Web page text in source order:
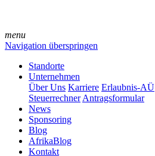
menu
Navigation überspringen
Standorte
Unternehmen
Über Uns Karriere Erlaubnis-AÜ
Steuerrechner Antragsformular
News
Sponsoring
Blog
AfrikaBlog
Kontakt